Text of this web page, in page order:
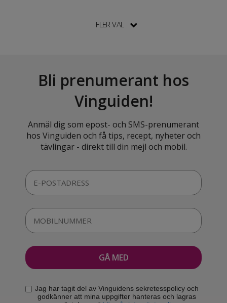
FLER VAL
Bli prenumerant hos
Vinguiden!
Anmäl dig som epost- och SMS-prenumerant
hos Vinguiden och få tips, recept, nyheter och
tävlingar - direkt till din mejl och mobil.
Jag har tagit del av Vinguidens sekretesspolicy och
godkänner att mina uppgifter hanteras och lagras